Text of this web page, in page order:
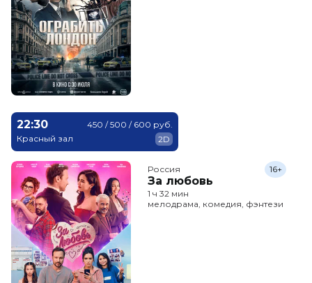
22:30
Красный зал
450 / 500 / 600 руб.
2D
Россия
За любовь
16+
1 ч 32 мин
мелодрама, комедия, фэнтези